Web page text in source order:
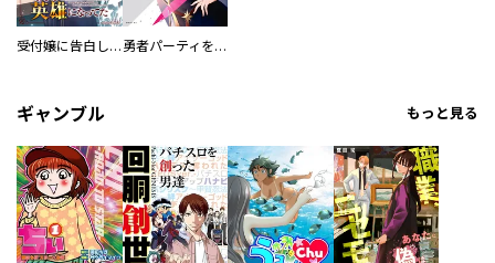
受付嬢に告白したくてギルドに通いつめたら英雄になってた 勇者パーティを追い出された器用貧乏 ～パーティ事情で付与術士をやっていた剣士、万能へと至る～ 分冊版
ギャンブル もっと見る